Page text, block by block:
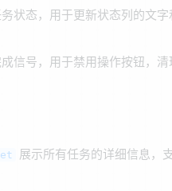
状态，用于更新状态列的文字
信号，用于禁用操作按钮，清
展示所有任务的详细信息，